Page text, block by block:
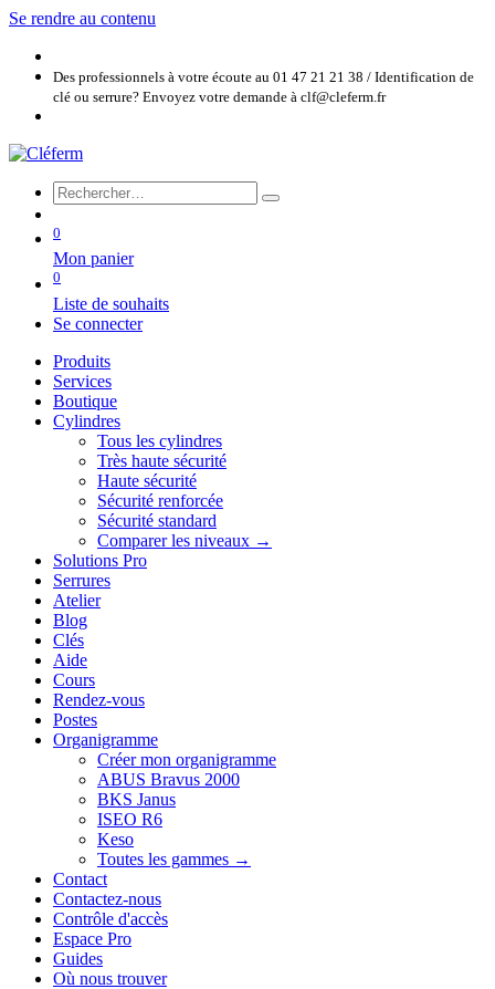
Se rendre au contenu
Des professionnels à votre écoute au 01 47 21 21 38 / Identification de
clé ou serrure? Envoyez votre demande à clf@cleferm.fr
0
Mon panier
0
Liste de souhaits
Se connecter
Produits
Services
Boutique
Cylindres
Tous les cylindres
Très haute sécurité
Haute sécurité
Sécurité renforcée
Sécurité standard
Comparer les niveaux →
Solutions Pro
Serrures
Atelier
Blog
Clés
Aide
Cours
Rendez-vous
Postes
Organigramme
Créer mon organigramme
ABUS Bravus 2000
BKS Janus
ISEO R6
Keso
Toutes les gammes →
Contact
Contactez-nous
Contrôle d'accès
Espace Pro
Guides
Où nous trouver